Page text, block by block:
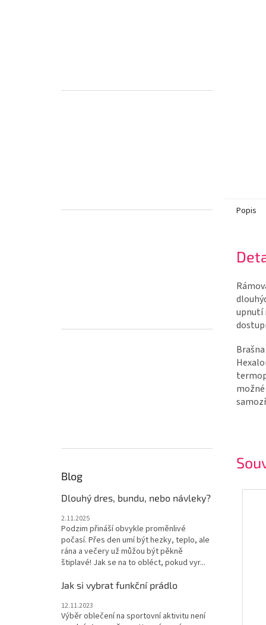
Blog
Dlouhý dres, bundu, nebo návleky?
2.11.2025
Podzim přináší obvykle proměnlivé
počasí. Přes den umí být hezky, teplo, ale
rána a večery už můžou být pěkně
štiplavé! Jak se na to obléct, pokud vyr...
Jak si vybrat funkční prádlo
12.11.2023
Výběr oblečení na sportovní aktivitu není
Popis
upnutí